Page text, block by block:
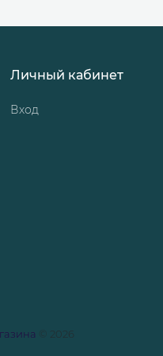
Личный кабинет
Вход
© 2026